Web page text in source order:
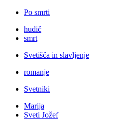
Po smrti
hudič
smrt
Svetišča in slavljenje
romanje
Svetniki
Marija
Sveti Jožef